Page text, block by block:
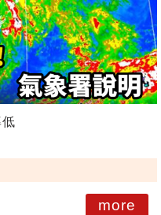
more